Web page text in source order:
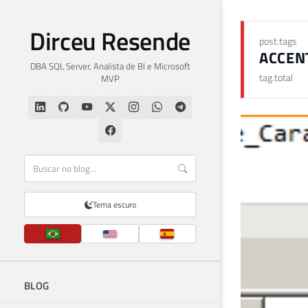
Dirceu Resende
DBA SQL Server, Analista de BI e Microsoft
MVP
Tema escuro
BLOG
post.tags
tag.total